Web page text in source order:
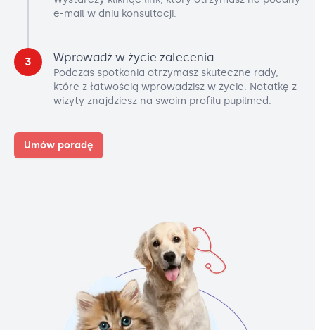
e-mail w dniu konsultacji.
3 Wprowadź w życie zalecenia
Podczas spotkania otrzymasz skuteczne rady,
które z łatwością wprowadzisz w życie. Notatkę z
wizyty znajdziesz na swoim profilu pupilmed.
Umów poradę